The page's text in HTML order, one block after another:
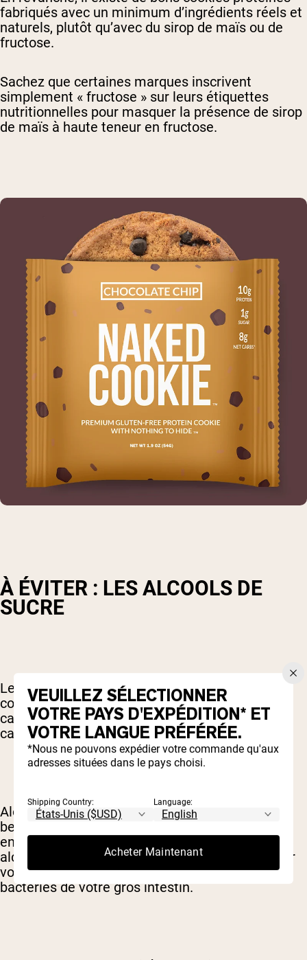
fabriqués avec un minimum d’ingrédients réels et
naturels, plutôt qu’avec du sirop de maïs ou de
fructose.
Sachez que certaines marques inscrivent
simplement « fructose » sur leurs étiquettes
nutritionnelles pour masquer la présence de sirop
de maïs à haute teneur en fructose.
À ÉVITER : LES ALCOOLS DE
SUCRE
Les alcools de sucre sont couramment utilisés
comme édulcorants dans les barres protéinées
car ils remplacent le vrai sucre, mais ils peuvent
causer divers problèmes de santé.
Alors que certaines personnes les tolèrent,
beaucoup constatent que leur consommation
entraîne des troubles digestifs. La plupart des
alcools de sucre ne peuvent pas être digérés par
votre corps, ils sont donc métabolisés par les
bactéries de votre gros intestin.
VEUILLEZ SÉLECTIONNER
VOTRE PAYS D'EXPÉDITION* ET
VOTRE LANGUE PRÉFÉRÉE.
*Nous ne pouvons expédier votre commande qu'aux
adresses situées dans le pays choisi.
Shipping Country: Language:
Acheter Maintenant